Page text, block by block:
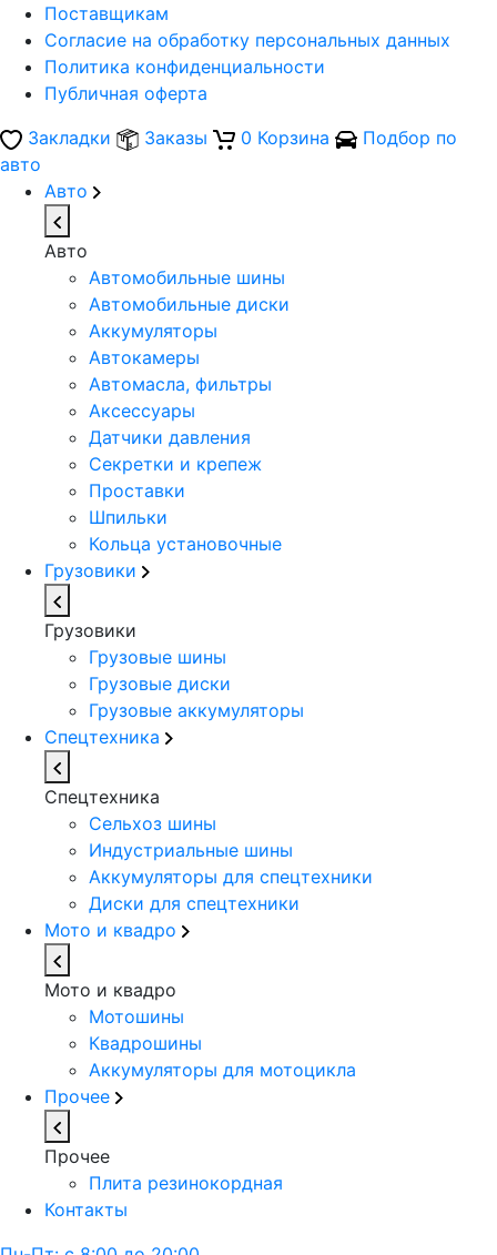
Поставщикам
Согласие на обработку персональных данных
Политика конфиденциальности
Публичная оферта
Закладки
Заказы 0 Корзина
Подбор по
авто
Авто
Авто
Автомобильные шины
Автомобильные диски
Аккумуляторы
Автокамеры
Автомасла, фильтры
Аксессуары
Датчики давления
Секретки и крепеж
Проставки
Шпильки
Кольца установочные
Грузовики
Грузовики
Грузовые шины
Грузовые диски
Грузовые аккумуляторы
Спецтехника
Спецтехника
Сельхоз шины
Индустриальные шины
Аккумуляторы для спецтехники
Диски для спецтехники
Мото и квадро
Мото и квадро
Мотошины
Квадрошины
Аккумуляторы для мотоцикла
Прочее
Прочее
Плита резинокордная
Контакты